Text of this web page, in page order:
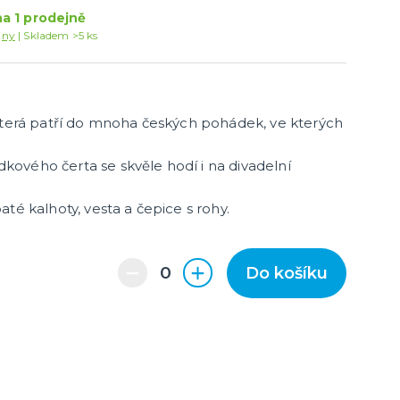
Balení dárků
Přáníčka
Nafukovačky
Žertovné předměty
Společenské, stolní hry
další kategorie
1 prodejně
Skladem >5 ks
patří do mnoha českých pohádek, ve kterých
čerta se skvěle hodí i na divadelní
kalhoty, vesta a čepice s rohy.
Do košíku